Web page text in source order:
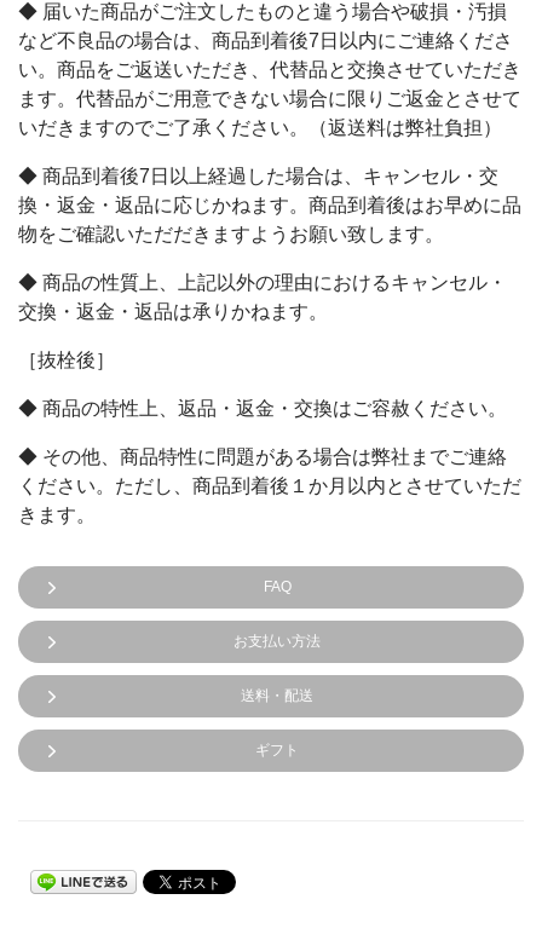
◆ 届いた商品がご注文したものと違う場合や破損・汚損
など不良品の場合は、商品到着後7日以内にご連絡くださ
い。商品をご返送いただき、代替品と交換させていただき
ます。代替品がご用意できない場合に限りご返金とさせて
いだきますのでご了承ください。（返送料は弊社負担）
◆ 商品到着後7日以上経過した場合は、キャンセル・交
換・返金・返品に応じかねます。商品到着後はお早めに品
物をご確認いただだきますようお願い致します。
◆ 商品の性質上、上記以外の理由におけるキャンセル・
交換・返金・返品は承りかねます。
［抜栓後］
◆ 商品の特性上、返品・返金・交換はご容赦ください。
◆ その他、商品特性に問題がある場合は弊社までご連絡
ください。ただし、商品到着後１か月以内とさせていただ
きます。
FAQ
お支払い方法
送料・配送
ギフト